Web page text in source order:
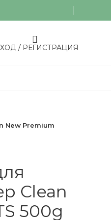
/ РЕГИСТРАЦИЯ
New Premium
Clean
500g